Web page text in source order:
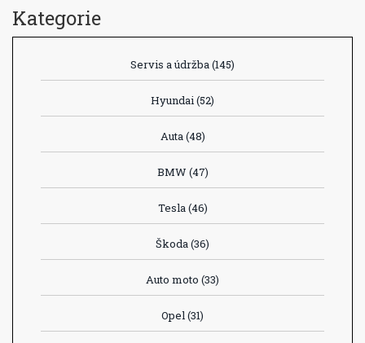
Kategorie
Servis a údržba(145)
Hyundai(52)
Auta(48)
BMW (47)
Tesla(46)
Škoda(36)
Auto moto (33)
Opel(31)